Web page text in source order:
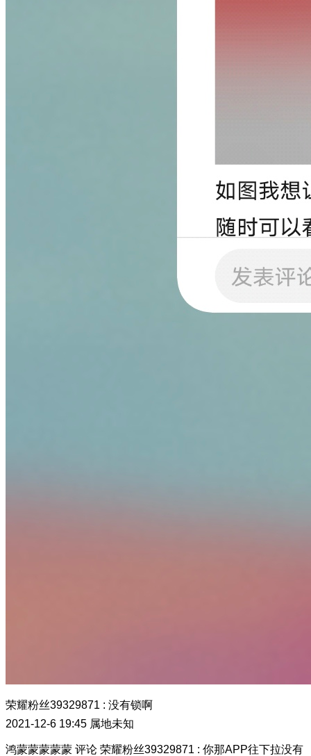
荣耀粉丝39329871 : 没有锁啊
2021-12-6 19:45 属地未知
鸿蒙蒙蒙蒙蒙 评论 荣耀粉丝39329871 : 你那APP往下拉没有